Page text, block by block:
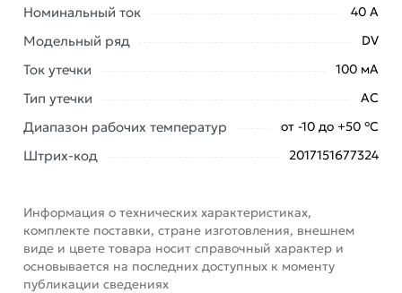
Данний товар от производителя
сертифицирован,
соответствует всем стандартам качества. Возврат
купленного товарa в течение 7 дней (наличие чека
обязательно).
Номинальный ток 40 А
Модельный ряд DV
Ток утечки 100 мА
Тип утечки АС
Диапазон рабочих температур от -10 до +50 °С
Штрих-код 2017151677324
Информация о технических характеристиках,
комплекте поставки, стране изготовления, внешнем
виде и цвете товара носит справочный характер и
основывается на последних доступных к моменту
публикации сведениях